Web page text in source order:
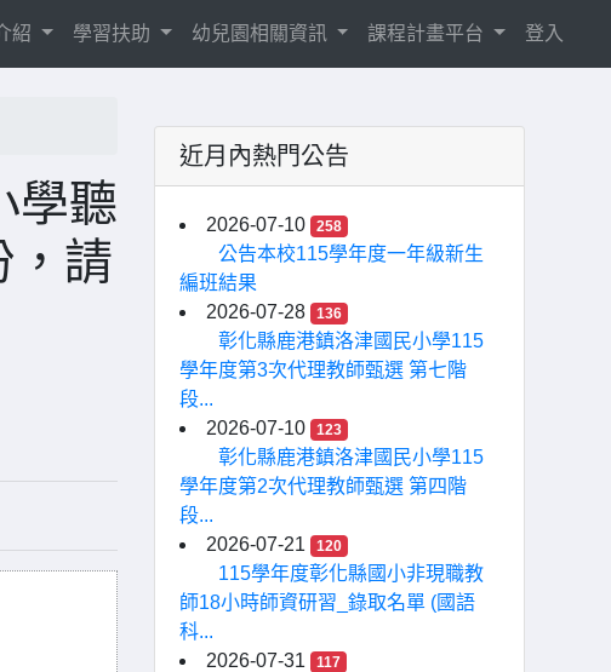
紹 學習扶助 幼兒園相關資訊 課程計畫平台 登入
學聽
，請
近月內熱門公告
2026-07-10 258
公告本校115學年度一年級新生
編班結果
2026-07-28
136
彰化縣鹿港鎮洛津國民小學115
學年度第3次代理教師甄選 第七階
段...
2026-07-10
123
彰化縣鹿港鎮洛津國民小學115
學年度第2次代理教師甄選 第四階
段...
2026-07-21
120
115學年度彰化縣國小非現職教
師18小時師資研習_錄取名單 (國語
科...
2026-07-31
117